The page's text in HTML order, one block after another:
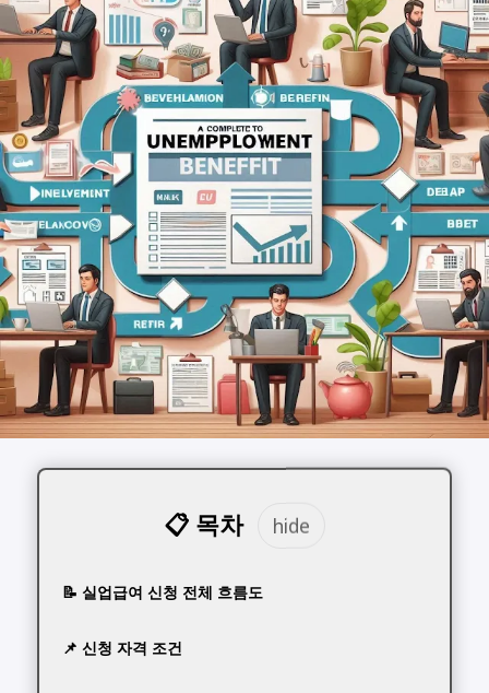
📋 목차
📝 실업급여 신청 전체 흐름도
📌 신청 자격 조건